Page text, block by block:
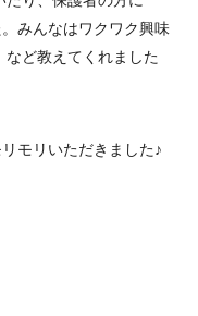
みんなはワクワク興味
ど教えてくれました
モリいただきました♪